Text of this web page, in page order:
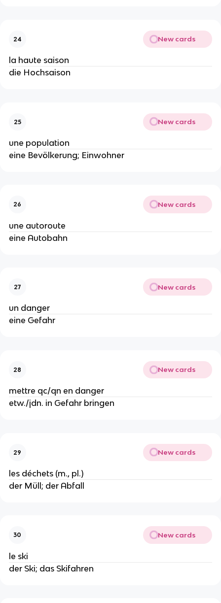
24 New cards
la haute saison
die Hochsaison
25 New cards
une population
eine Bevölkerung; Einwohner
26 New cards
une autoroute
eine Autobahn
27 New cards
un danger
eine Gefahr
28 New cards
mettre qc/qn en danger
etw./jdn. in Gefahr bringen
29 New cards
les déchets (m., pl.)
der Müll; der Abfall
30 New cards
le ski
der Ski; das Skifahren